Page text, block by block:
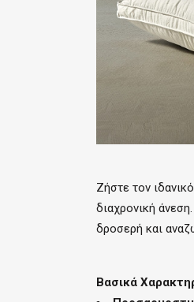
Ζήστε τον
διαχρονική
δροσερή και
Βασικά